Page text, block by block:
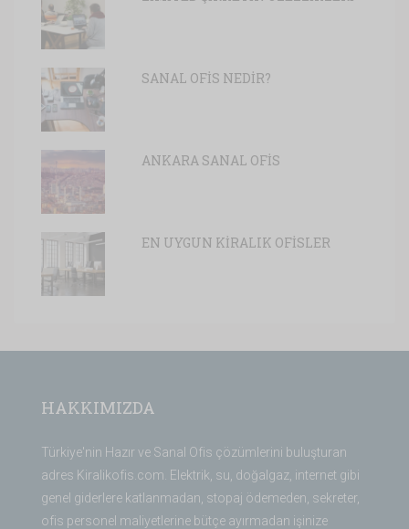
SANAL OFİS NEDİR?
ANKARA SANAL OFİS
EN UYGUN KİRALIK OFİSLER
HAKKIMIZDA
Türkiye'nin Hazır ve Sanal Ofis çözümlerini buluşturan
adres Kiralikofis.com. Elektrik, su, doğalgaz, internet gibi
genel giderlere katlanmadan, stopaj ödemeden, sekreter,
ofis personel maliyetlerine bütçe ayırmadan işinize